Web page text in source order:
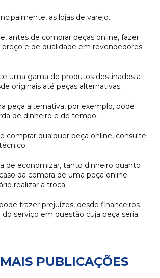
as lojas de varejo.
antes de comprar peças online, fazer
e de qualidade em revendedores
uma gama de produtos destinados a
originais até peças alternativas.
peça alternativa, por exemplo, pode
de dinheiro e de tempo.
comprar qualquer peça online, consulte
de economizar, tanto dinheiro quanto
da compra de uma peça online
realizar a troca.
trazer prejuízos, desde financeiros
serviço em questão cuja peça seria
PUBLICAÇÕES